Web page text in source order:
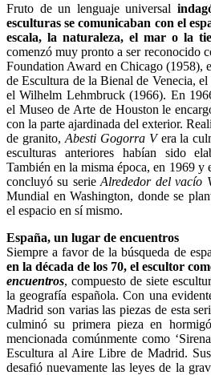
Fruto de un lenguaje universal
esculturas se comunicaban con el
escala, la naturaleza, el mar o la
comenzó muy pronto a ser reconocido
Foundation Award en Chicago (1958),
de Escultura de la Bienal de Venecia,
el Wilhelm Lehmbruck (1966). En
el Museo de Arte de Houston le
con la parte ajardinada del exterior.
de granito, Abesti Gogorra Vera la
esculturas anteriores habían sido
También en la misma época, en 1969
concluyó su serieAlrededor del vacío
Mundial en Washington, donde se
el espacio en sí mismo.
España, un lugar de encuentros
Siempre a favor de la búsqueda de
en la década de los 70, el escultor
encuentros, compuesto de siete
la geografía española. Con una
Madrid son varias las piezas de esta
culminó su primera pieza en
mencionada comúnmente como
Escultura al Aire Libre de Madrid.
desafió nuevamente las leyes de la